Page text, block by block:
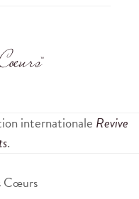
internationale Revive
.
Cœurs